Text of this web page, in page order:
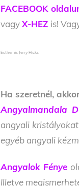
FACEBOOK
vagyX-HEZ is!
Esther és Jerry Hicks
Ha szeretnél,
Angyalmandala
angyali
egyéb angyali
Angyalok Fénye
Illetve